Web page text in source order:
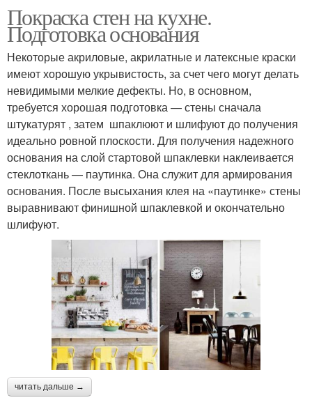
Покраска стен на кухне.
Подготовка основания
Некоторые акриловые, акрилатные и латексные краски
имеют хорошую укрывистость, за счет чего могут делать
невидимыми мелкие дефекты. Но, в основном,
требуется хорошая подготовка — стены сначала
штукатурят , затем шпаклюют и шлифуют до получения
идеально ровной плоскости. Для получения надежного
основания на слой стартовой шпаклевки наклеивается
стеклоткань — паутинка. Она служит для армирования
основания. После высыхания клея на «паутинке» стены
выравнивают финишной шпаклевкой и окончательно
шлифуют.
читать дальше →